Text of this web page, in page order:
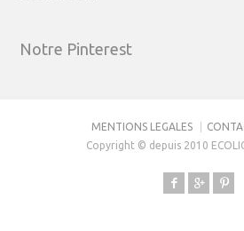
Notre Pinterest
MENTIONS LEGALES
Copyright © depuis 2010